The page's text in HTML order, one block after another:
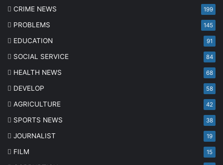
CRIME NEWS 199
PROBLEMS 145
EDUCATION 91
SOCIAL SERVICE 84
HEALTH NEWS 68
DEVELOP 58
AGRICULTURE 42
SPORTS NEWS 38
JOURNALIST 19
FILM 15